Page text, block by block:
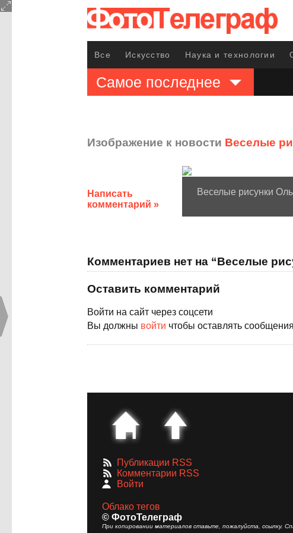
Все Искусство Наука и технологии
Самое последнее
Изображение к новости Веселые
Написать
комментарий »
Веселые рисунки
Комментариев нет на “Веселые
Оставить комментарий
Войти на сайт через соцсети
Вы должны войти чтобы оставлять
Публикации RSS
Комментарии RSS
Войти
Облако тегов
© ФотоТелеграф
При копировании материалов ставьте, пожалуйста, ссылку.